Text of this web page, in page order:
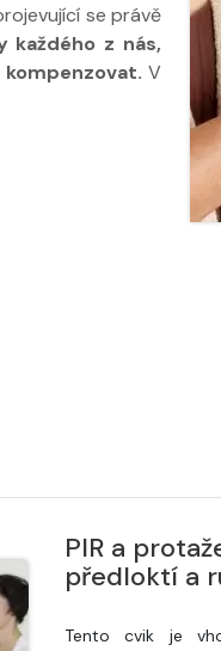
se právě
každého z nás,
V
PIR a
předloktí a
Tento cvik je